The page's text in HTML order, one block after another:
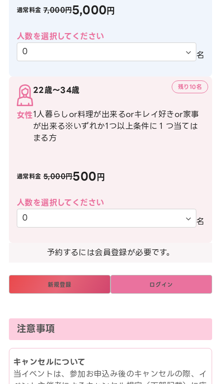
通常料金 7,000円5,000円
人数を選択してください
名
女性
22歳〜34歳
1人暮らしor料理が出来るorキレイ好きor家事
が出来る※いずれか1つ以上条件に１つ当ては
まる方
残り10名
通常料金 5,000円500円
人数を選択してください
名
予約するには会員登録が必要です。
新規登録 ログイン
注意事項
キャンセルについて
当イベントは、参加お申込み後のキャンセルの際、イ